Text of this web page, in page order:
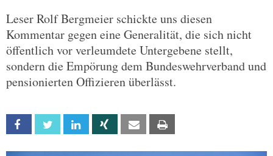
Leser Rolf Bergmeier schickte uns diesen
Kommentar gegen eine Generalität, die sich nicht
öffentlich vor verleumdete Untergebene stellt,
sondern die Empörung dem Bundeswehrverband und
pensionierten Offizieren überlässt.
Facebook Twitter Linkedin Xing Email